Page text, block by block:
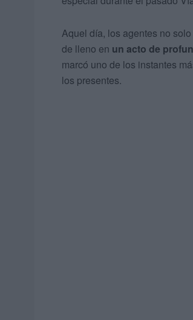
Aquel día, los agentes no
de lleno en un acto de
marcó uno de los instantes
los presentes.